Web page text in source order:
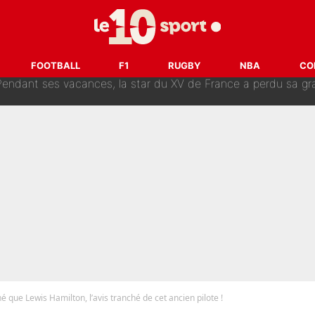
FOOTBALL F1 RUGBY NBA
ses vacances, la star du XV de France a perdu sa
ça...» : Kylian Mbappé raconte sa première rencontre avec
que Lewis Hamilton, l’avis tranché de cet ancien pilote !